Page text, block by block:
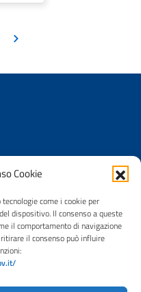
Cookie
come i cookie per
dispositivo. Il consenso a queste
il comportamento di navigazione
il consenso può influire